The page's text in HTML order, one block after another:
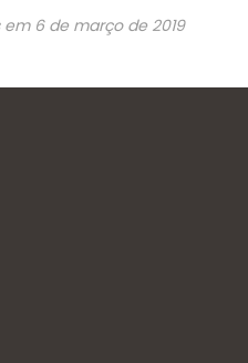
em 6 de março de 2019